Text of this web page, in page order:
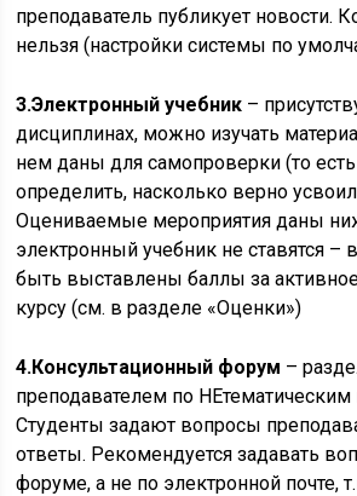
преподаватель публикует новости.
нельзя (настройки системы по
3.Электронный учебник –
дисциплинах, можно изучать
нем даны для самопроверки (то
определить, насколько верно
Оцениваемые мероприятия даны
электронный учебник не ставятся –
быть выставлены баллы за
курсу (см. в разделе «Оценки»)
4.Консультационный форум –
преподавателем по НЕтематическим
Студенты задают вопросы
ответы. Рекомендуется задавать
форуме, а не по электронной почте,